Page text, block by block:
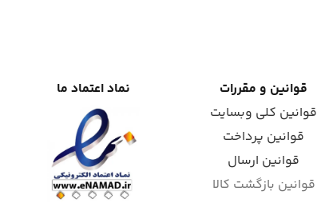
قوانین و مقررات
قوانین کلی وبسایت
قوانین پرداخت
قوانین ارسال
قوانین بازگشت کالا
نماد اعتماد ما